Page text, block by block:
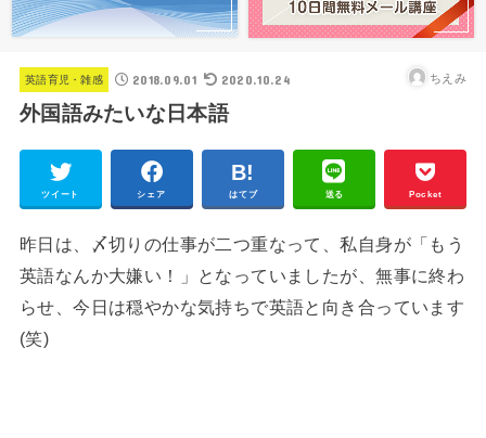
英語育児・雑感 2018.09.01 2020.10.24 ちえみ
外国語みたいな日本語
ツイート シェア はてブ 送る Pocket
昨日は、〆切りの仕事が二つ重なって、私自身が「もう
英語なんか大嫌い！」となっていましたが、無事に終わ
らせ、今日は穏やかな気持ちで英語と向き合っています
(笑)